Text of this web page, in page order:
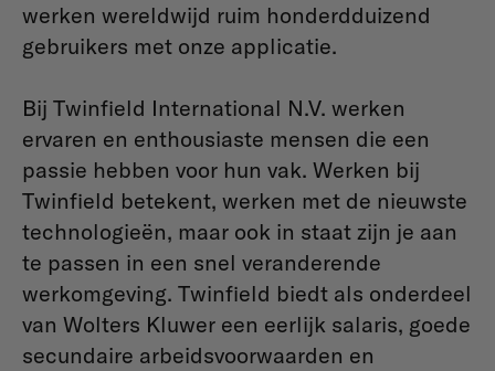
werken wereldwijd ruim honderdduizend
gebruikers met onze applicatie.
Bij Twinfield International N.V. werken
ervaren en enthousiaste mensen die een
passie hebben voor hun vak. Werken bij
Twinfield betekent, werken met de nieuwste
technologieën, maar ook in staat zijn je aan
te passen in een snel veranderende
werkomgeving. Twinfield biedt als onderdeel
van Wolters Kluwer een eerlijk salaris, goede
secundaire arbeidsvoorwaarden en